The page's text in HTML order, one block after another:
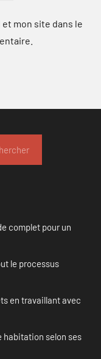
mon site dans le
complet pour un
le processus
en travaillant avec
habitation selon ses